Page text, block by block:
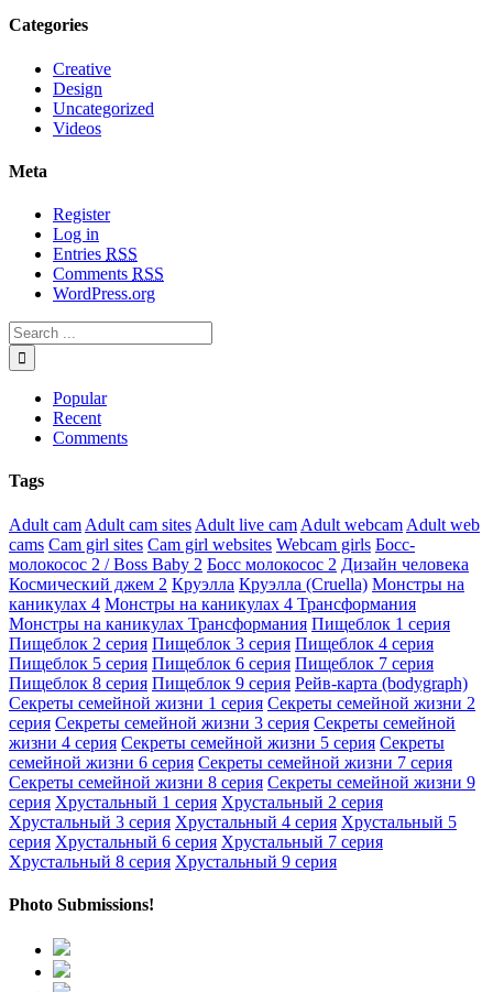
Categories
Creative
Design
Uncategorized
Videos
Meta
Register
Log in
Entries RSS
Comments RSS
WordPress.org
Popular
Recent
Comments
Tags
Adult cam Adult cam sites Adult live cam Adult webcam Adult web
cams Cam girl sites Cam girl websites Webcam girls Босс-
молокосос 2 / Boss Baby 2 Босс молокосос 2 Дизайн человека
Космический джем 2 Круэлла Круэлла (Cruella) Монстры на
каникулах 4 Монстры на каникулах 4 Трансформания
Монстры на каникулах Трансформания Пищеблок 1 серия
Пищеблок 2 серия Пищеблок 3 серия Пищеблок 4 серия
Пищеблок 5 серия Пищеблок 6 серия Пищеблок 7 серия
Пищеблок 8 серия Пищеблок 9 серия Рейв-карта (bodygraph)
Секреты семейной жизни 1 серия Секреты семейной жизни 2
серия Секреты семейной жизни 3 серия Секреты семейной
жизни 4 серия Секреты семейной жизни 5 серия Секреты
семейной жизни 6 серия Секреты семейной жизни 7 серия
Секреты семейной жизни 8 серия Секреты семейной жизни 9
серия Хрустальный 1 серия Хрустальный 2 серия
Хрустальный 3 серия Хрустальный 4 серия Хрустальный 5
серия Хрустальный 6 серия Хрустальный 7 серия
Хрустальный 8 серия Хрустальный 9 серия
Photo Submissions!